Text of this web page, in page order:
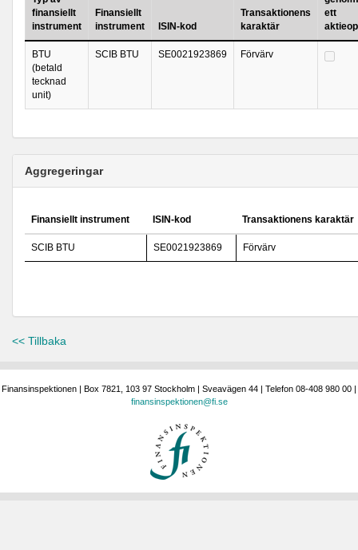
finansiellt
instrument
Finansiellt
instrument
ISIN-kod
Transaktionens
karaktär
ett
BTU
(betald
tecknad
unit)
SCIB BTU SE0021923869 Förvärv
Aggregeringar
Finansiellt instrument ISIN-kod Transaktionens karaktär
SCIB BTU SE0021923869 Förvärv
<< Tillbaka
Finansinspektionen | Box 7821, 103 97 Stockholm | Sveavägen 44 | Telefon 08-408 980 00 |
finansinspektionen@fi.se